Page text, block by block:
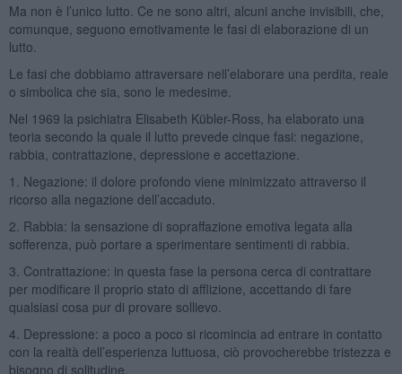
Ma non è l’unico lutto. Ce ne sono altri, alcuni anche invisibili, che,
comunque, seguono emotivamente le fasi di elaborazione di un
lutto.
Le fasi che dobbiamo attraversare nell’elaborare una perdita, reale
o simbolica che sia, sono le medesime.
Nel 1969 la psichiatra Elisabeth Kübler-Ross, ha elaborato una
teoria secondo la quale il lutto prevede cinque fasi: negazione,
rabbia, contrattazione, depressione e accettazione.
1. Negazione: il dolore profondo viene minimizzato attraverso il
ricorso alla negazione dell’accaduto.
2. Rabbia: la sensazione di sopraffazione emotiva legata alla
sofferenza, può portare a sperimentare sentimenti di rabbia.
3. Contrattazione: in questa fase la persona cerca di contrattare
per modificare il proprio stato di afflizione, accettando di fare
qualsiasi cosa pur di provare sollievo.
4. Depressione: a poco a poco si ricomincia ad entrare in contatto
con la realtà dell’esperienza luttuosa, ciò provocherebbe tristezza e
bisogno di solitudine.